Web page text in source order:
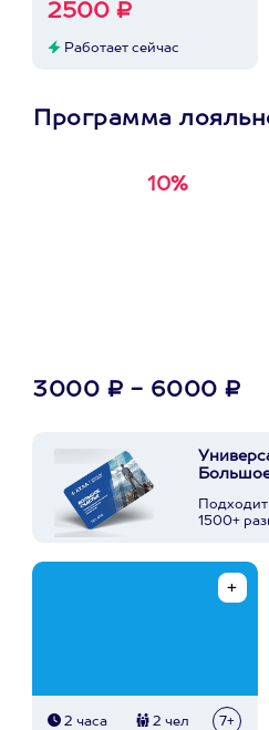
2500 ₽
Работает сейчас
Программа
10%
3000 ₽ - 6000 ₽
1500+
2 часа 2 чел 7+